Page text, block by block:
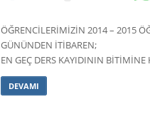
ÖĞRENCİLERİMİZİN 2014 – 2015
GÜNÜNDEN İTİBAREN;
EN GEÇ DERS KAYIDININ BİTİMİNE
DEVAMI